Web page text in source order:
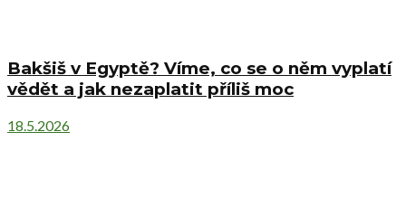
Bakšiš v Egyptě? Víme, co se o něm vyplatí
vědět a jak nezaplatit příliš moc
18.5.2026